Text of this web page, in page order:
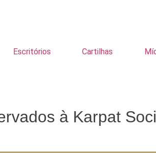
Escritórios Cartilhas
à Karpat